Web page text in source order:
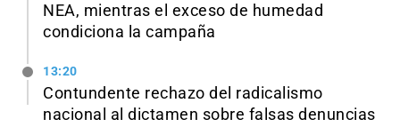
NEA, mientras el exceso de humedad
condiciona la campaña
13:20
Contundente rechazo del radicalismo
nacional al dictamen sobre falsas denuncias